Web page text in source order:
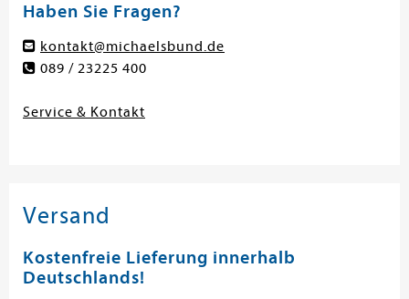
Haben Sie Fragen?
kontakt@michaelsbund.de
089 / 23225 400
Service & Kontakt
Versand
Kostenfreie Lieferung innerhalb
Deutschlands!